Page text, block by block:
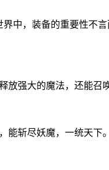
中，装备的重要性不
强大的魔法，还能召
能斩尽妖魔，一统天下。